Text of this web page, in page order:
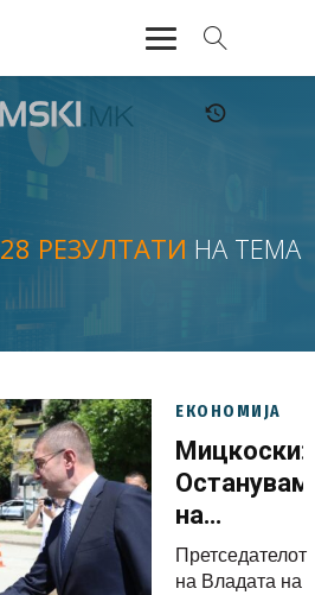
28 РЕЗУЛТАТИ НА ТЕМА
ЕКОНОМИЈА
Мицкоски:
на
за
Претседателот
на Владата на